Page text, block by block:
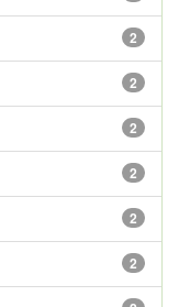
2
2
2
2
2
2